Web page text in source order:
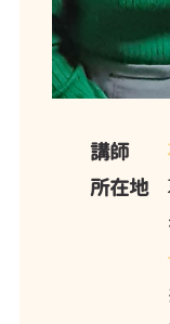
講師
所在地